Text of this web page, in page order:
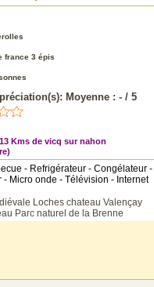
france 3 épis
Moyenne : - / 5
Kms de vicq sur nahon
- Refrigérateur - Congélateur -
Micro onde - Télévision - Internet
Loches chateau Valençay
Parc naturel de la Brenne